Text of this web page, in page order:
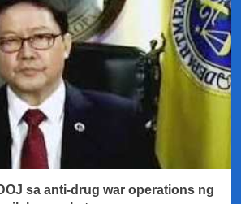
sa anti-drug war operations ng